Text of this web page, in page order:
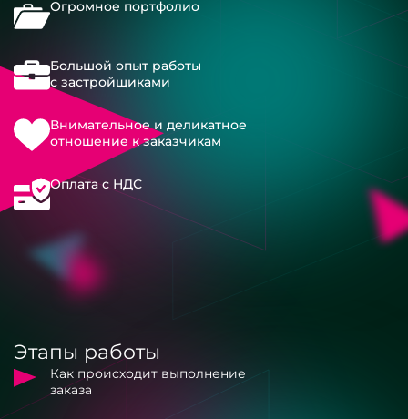
Огромное портфолио
Большой опыт работы
с застройщиками
Внимательное и деликатное
отношение к заказчикам
Оплата с НДС
Этапы работы
Как происходит выполнение
заказа